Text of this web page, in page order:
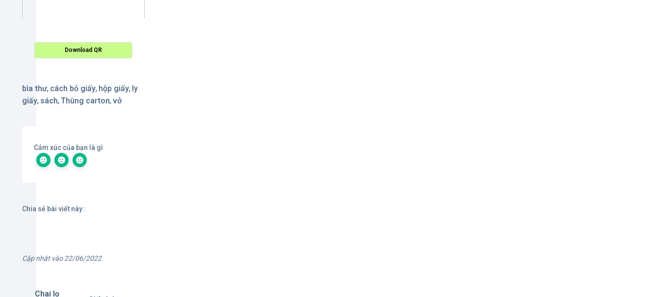
Download QR
bìa thư, cách bỏ giấy, hộp giấy, ly
giấy, sách, Thùng carton, vở
Cảm xúc của bạn là gì
Chia sẻ bài viết này :
Cập nhật vào 22/06/2022
Chai lọ